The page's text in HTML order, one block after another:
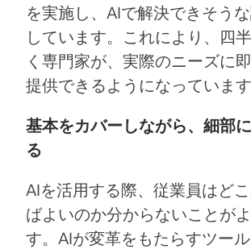
を実施し、AIで解決できそう
しています。これにより、四
く専門家が、実際のニーズに
提供できるようになっています
基本をカバーしながら、細部
る
AIを活用する際、従業員はど
ばよいのか分からないことが
す。AIが変革をもたらすツー